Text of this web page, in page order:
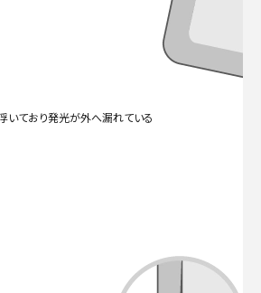
いており発光が外へ漏れている